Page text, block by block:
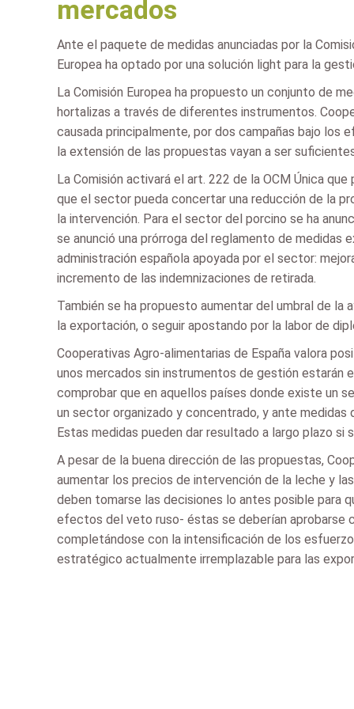
mercados
Ante el paquete de medidas anunciadas por la
Europea ha optado por una solución light para la
La Comisión Europea ha propuesto un conjunto de
hortalizas a través de diferentes instrumentos.
causada principalmente, por dos campañas bajo los
la extensión de las propuestas vayan a ser
La Comisión activará el art. 222 de la OCM Única
que el sector pueda concertar una reducción de la
la intervención. Para el sector del porcino se ha
se anunció una prórroga del reglamento de
administración española apoyada por el sector:
incremento de las indemnizaciones de retirada.
También se ha propuesto aumentar del umbral de
la exportación, o seguir apostando por la labor de
Cooperativas Agro-alimentarias de España valora
unos mercados sin instrumentos de gestión
comprobar que en aquellos países donde existe un
un sector organizado y concentrado, y ante
Estas medidas pueden dar resultado a largo plazo
A pesar de la buena dirección de las propuestas,
aumentar los precios de intervención de la leche y
deben tomarse las decisiones lo antes posible para
efectos del veto ruso- éstas se deberían aprobarse
completándose con la intensificación de los
estratégico actualmente irremplazable para las